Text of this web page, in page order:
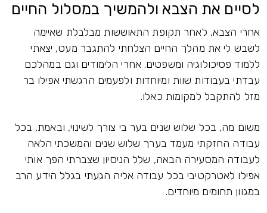
לסיים את הצבא ולהמשיך במסלול החיים
אחרי הצבא, לאחר תקופת התאוששות מבלבלת שאיימה
לשבש לי את מהלך החיים הצלחתי להתגבר מעט, יצאתי
ללמוד פסיכולוגיה ומשפטים. אחרי הלימודים וגם במהלכם
עבדתי בעבודות שוות ומיוחדות ולפעמים הרגשתי אפילו בר
מזל להתקבל למקומות כאלו.
משום מה, בכל שלוש שנים בער בי צורך לשינוי, ובאמת, בכל
עבודה החזקתי מעמד בערך שלוש שנים והמשכתי הלאה
לעבודה המסעירה הבאה, שלל הניסיון שצברתי הפך אותי
אפילו לאטרקטיבי בכל עבודה אליה הגעתי בגלל הידע הרב
במגוון תחומים מיוחדים.